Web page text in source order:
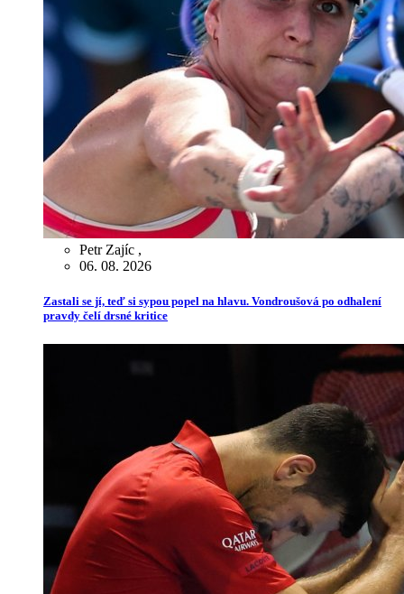
Petr Zajíc ,
06. 08. 2026
Zastali se jí, teď si sypou popel na hlavu. Vondroušová po odhalení
pravdy čelí drsné kritice